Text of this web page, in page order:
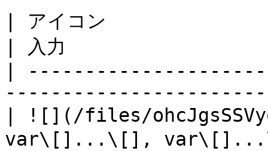
| アイコン
| 入力
|
| ![](/files/
var\[]...\[],